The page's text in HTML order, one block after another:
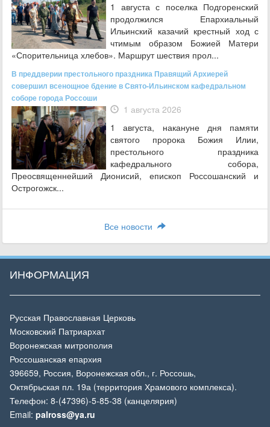
1 августа с поселка Подгоренский
продолжился Епархиальный
Ильинский казачий крестный ход с
чтимым образом Божией Матери
«Спорительница хлебов». Маршрут шествия прол...
В преддверии престольного праздника Правящий Архиерей
совершил всенощное бдение в Свято-Ильинском кафедральном
соборе города Россоши
1 августа 2026
1 августа, накануне дня памяти
святого пророка Божия Илии,
престольного праздника
кафедрального собора,
Преосвященнейший Дионисий, епископ Россошанский и
Острогожск...
Все новости
ИНФОРМАЦИЯ
Русская Православная Церковь
Московский Патриархат
Воронежская митрополия
Россошанская епархия
396659, Россия, Воронежская обл., г. Россошь,
Октябрьская пл. 19а (территория Храмового комплекса).
Телефон: 8-(47396)-5-85-38 (канцелярия)
Email: palross@ya.ru